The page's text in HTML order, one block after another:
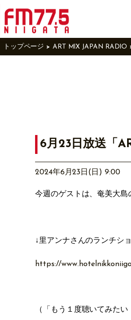
トップページ ART MIX JAPAN RADIO
6月23日放送「
2024年6月23日(日) 9:00
今週のゲストは、奄美大島
↓里アンナさんのランチシ
https://
（「もう１度聴いてみた